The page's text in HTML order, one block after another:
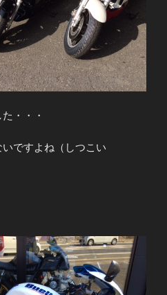
・・・
ですよね（しつこい